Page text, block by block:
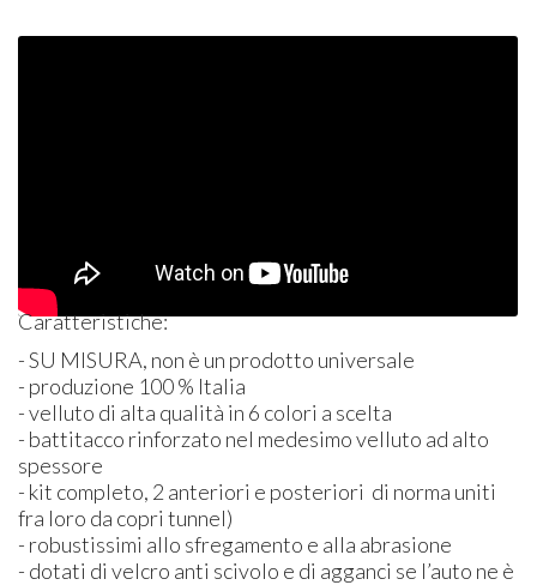
Caratteristiche:
- SU MISURA, non è un prodotto universale
- produzione 100 % Italia
- velluto di alta qualità in 6 colori a scelta
- battitacco rinforzato nel medesimo velluto ad alto
spessore
- kit completo, 2 anteriori e posteriori di norma uniti
fra loro da copri tunnel)
- robustissimi allo sfregamento e alla abrasione
- dotati di velcro anti scivolo e di agganci se l’auto ne è